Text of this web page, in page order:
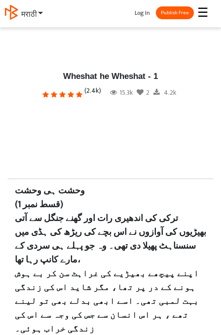
मराठी ☰
Log In Publish Free
Wheshat he Wheshat - 1
(2.4k) 15.3k 2 4.2k
وحشت ہی وحشت
(قسط نمبر 1)
ترکی کی اندھیری رات اور گھنے جنگل سے آتی
بھیڑیوں کی آوازوں نے اس بچے کی ریڑھ کی ہڈی میں
سنسناہٹ پھیلا دی تھی۔ وہ جو پہلے ہی سردی کے
مارے کانپ رہا تھا،
اپنے پیچھے بھیڑیے کی غراہٹ سن کر بے ہوش
ہونے کے در پر تھا، مگر شاید اس کی زندگی
بہت لمبی تھی۔ اسے ابھی بدلے بھی تو لینے
تھے ، ہر اس انسان سے جس کی وجہ سے اس کی